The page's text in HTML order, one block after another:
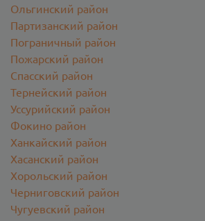
Ольгинский район
Партизанский район
Пограничный район
Пожарский район
Спасский район
Тернейский район
Уссурийский район
Фокино район
Ханкайский район
Хасанский район
Хорольский район
Черниговский район
Чугуевский район